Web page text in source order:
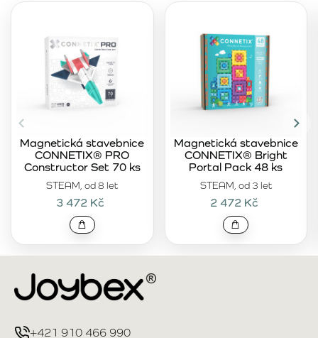
STEAM, od 8 let
Magnetická stavebnice
CONNETIX® PRO
Constructor Set 70 ks
3 472 Kč
STEAM, od 3 let
Magnetická stavebnice
CONNETIX® Bright
Portal Pack 48 ks
2 472 Kč
+421 910 466 990